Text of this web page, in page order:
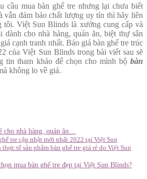
cầu mua bàn ghế tre nhưng lại chưa biết
vẫn đảm bảo chất lượng uy tín thì hãy liên
tôi. Việt Sun Blinds là xưởng cung cấp và
dành cho nhà hàng, quán ăn, biệt thự sân
cạnh tranh nhất. Báo giá bàn ghế tre trúc
của Việt Sun Blinds trong bài viết sau sẽ
tin tham khảo để chọn cho mình bộ bàn
không lo về giá.
cho nhà hàng, quán ăn…
tre cập nhật mới nhất 2022 tại Việt Sun
tế sản phẩm bàn ghế tre giá rẻ do Việt Sun
mua bàn ghế tre đẹp tại Việt Sun Blinds?